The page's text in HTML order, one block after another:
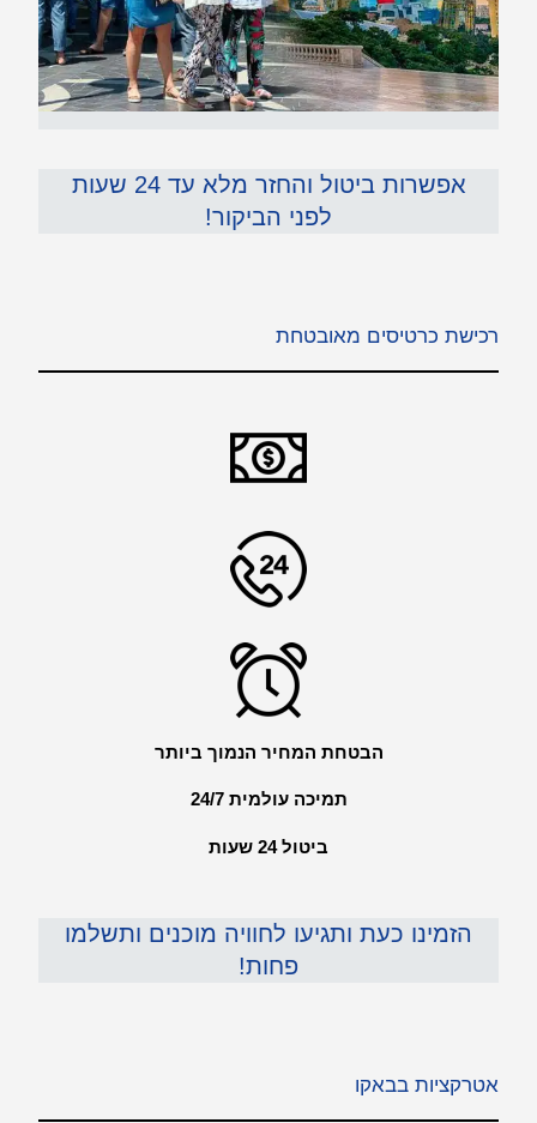
אפשרות ביטול והחזר מלא עד 24 שעות
לפני הביקור!
רכישת כרטיסים מאובטחת
הבטחת המחיר הנמוך ביותר
תמיכה עולמית 24/7
ביטול 24 שעות
הזמינו כעת ותגיעו לחוויה מוכנים ותשלמו
פחות!
אטרקציות בבאקו